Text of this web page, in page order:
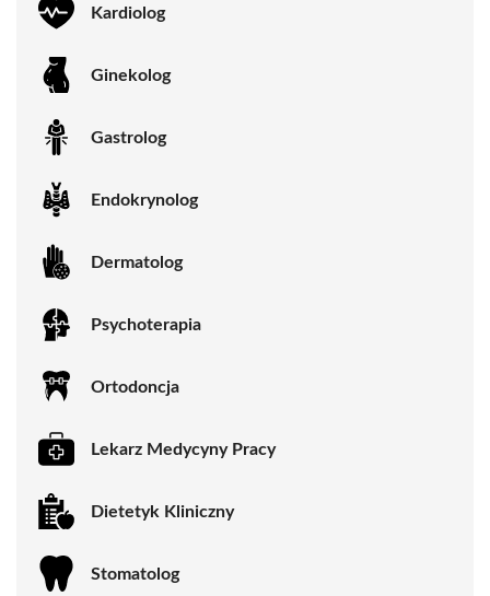
Kardiolog
Ginekolog
Gastrolog
Endokrynolog
Dermatolog
Psychoterapia
Ortodoncja
Lekarz Medycyny Pracy
Dietetyk Kliniczny
Stomatolog